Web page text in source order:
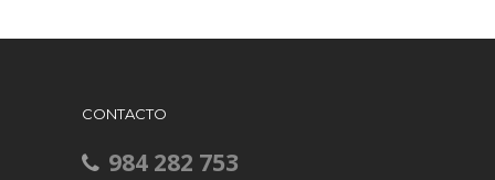
CONTACTO
984 282 753